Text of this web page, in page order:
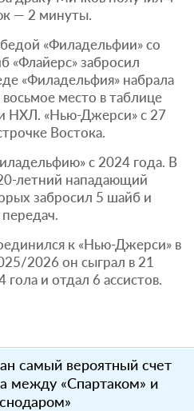
— 2 минуты.
«Филадельфии» со
«Флайерс» забросил
«Филадельфия» набрала
место в таблице
НХЛ. «Нью-Джерси» с 27
Востока.
с 2024 года. В
летний нападающий
забросил 5 шайб и
к «Нью-Джерси» в
2026 он сыграл в 21
и отдал 6 ассистов.
самый вероятный счет
между «Спартаком» и